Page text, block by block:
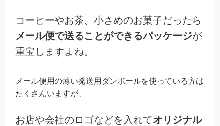
コーヒーやお茶、小さめのお菓子だったら
メール便で送ることができるパッケージが
重宝しますよね。
メール便用の薄い発送用ダンボールを使っている方は
たくさんいますが、
お店や会社のロゴなどを入れてオリジナル